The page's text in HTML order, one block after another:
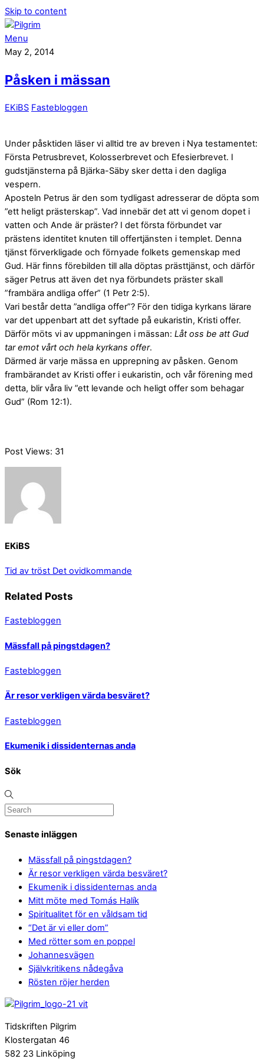
Skip to content
Menu
May 2, 2014
Påsken i mässan
EKiBS Fastebloggen
Under påsktiden läser vi alltid tre av breven i Nya testamentet:
Första Petrusbrevet, Kolosserbrevet och Efesierbrevet. I
gudstjänsterna på Bjärka-Säby sker detta i den dagliga
vespern.
Aposteln Petrus är den som tydligast adresserar de döpta som
”ett heligt prästerskap”. Vad innebär det att vi genom dopet i
vatten och Ande är präster? I det första förbundet var
prästens identitet knuten till offertjänsten i templet. Denna
tjänst förverkligade och förnyade folkets gemenskap med
Gud. Här finns förebilden till alla döptas prästtjänst, och därför
säger Petrus att även det nya förbundets präster skall
”frambära andliga offer” (1 Petr 2:5).
Vari består detta ”andliga offer”? För den tidiga kyrkans lärare
var det uppenbart att det syftade på eukaristin, Kristi offer.
Därför möts vi av uppmaningen i mässan: Låt oss be att Gud
tar emot vårt och hela kyrkans offer.
Därmed är varje mässa en upprepning av påsken. Genom
frambärandet av Kristi offer i eukaristin, och vår förening med
detta, blir våra liv ”ett levande och heligt offer som behagar
Gud” (Rom 12:1).
Post Views: 31
EKiBS
Tid av tröst Det ovidkommande
Related Posts
Fastebloggen
Mässfall på pingstdagen?
Fastebloggen
Är resor verkligen värda besväret?
Fastebloggen
Ekumenik i dissidenternas anda
Sök
Senaste inläggen
Mässfall på pingstdagen?
Är resor verkligen värda besväret?
Ekumenik i dissidenternas anda
Mitt möte med Tomás Halík
Spiritualitet för en våldsam tid
“Det är vi eller dom”
Med rötter som en poppel
Johannesvägen
Självkritikens nådegåva
Rösten röjer herden
Tidskriften Pilgrim
Klostergatan 46
582 23 Linköping